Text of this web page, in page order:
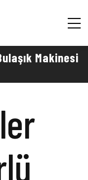
Makinesi